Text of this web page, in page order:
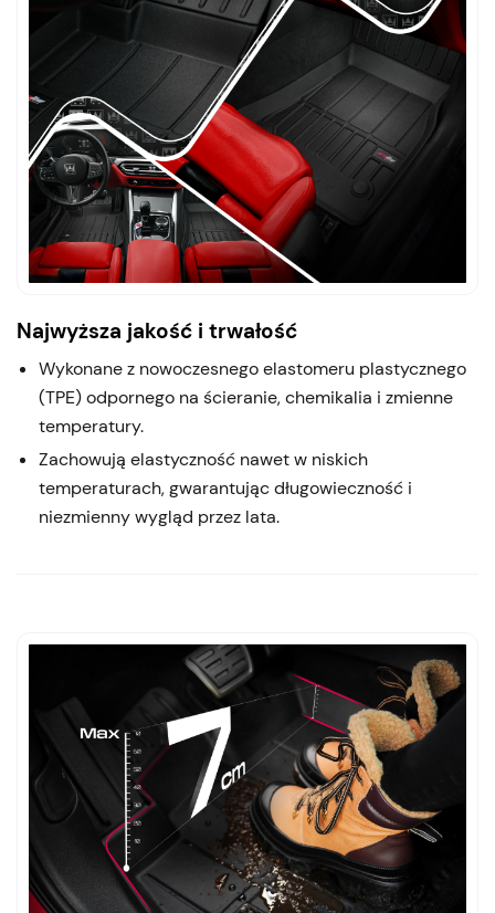
Najwyższa jakość i trwałość
Wykonane z nowoczesnego elastomeru plastycznego
(TPE) odpornego na ścieranie, chemikalia i zmienne
temperatury.
Zachowują elastyczność nawet w niskich
temperaturach, gwarantując długowieczność i
niezmienny wygląd przez lata.